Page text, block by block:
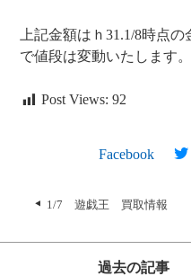
上記金額はｈ31.1/8時点
で値段は変動いたします。
Post Views: 92
Facebook
1/7 遊戯王 買取情報
過去の記事